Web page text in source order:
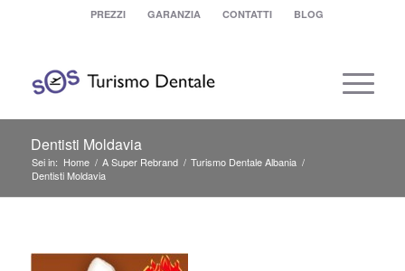
PREZZI GARANZIA CONTATTI BLOG
Dentisti Moldavia
Sei in: Home / A Super Rebrand / Turismo Dentale Albania /
Dentisti Moldavia